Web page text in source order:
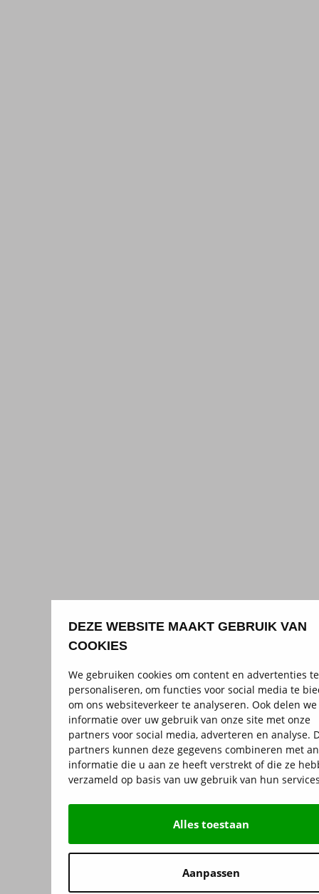
DEZE WEBSITE MAAKT GEBRUIK VAN
COOKIES
We gebruiken cookies om content en advertenties te
personaliseren, om functies voor social media te
om ons websiteverkeer te analyseren. Ook delen we
informatie over uw gebruik van onze site met onze
partners voor social media, adverteren en analyse.
partners kunnen deze gegevens combineren met
informatie die u aan ze heeft verstrekt of die ze
verzameld op basis van uw gebruik van hun
Alles toestaan
Aanpassen